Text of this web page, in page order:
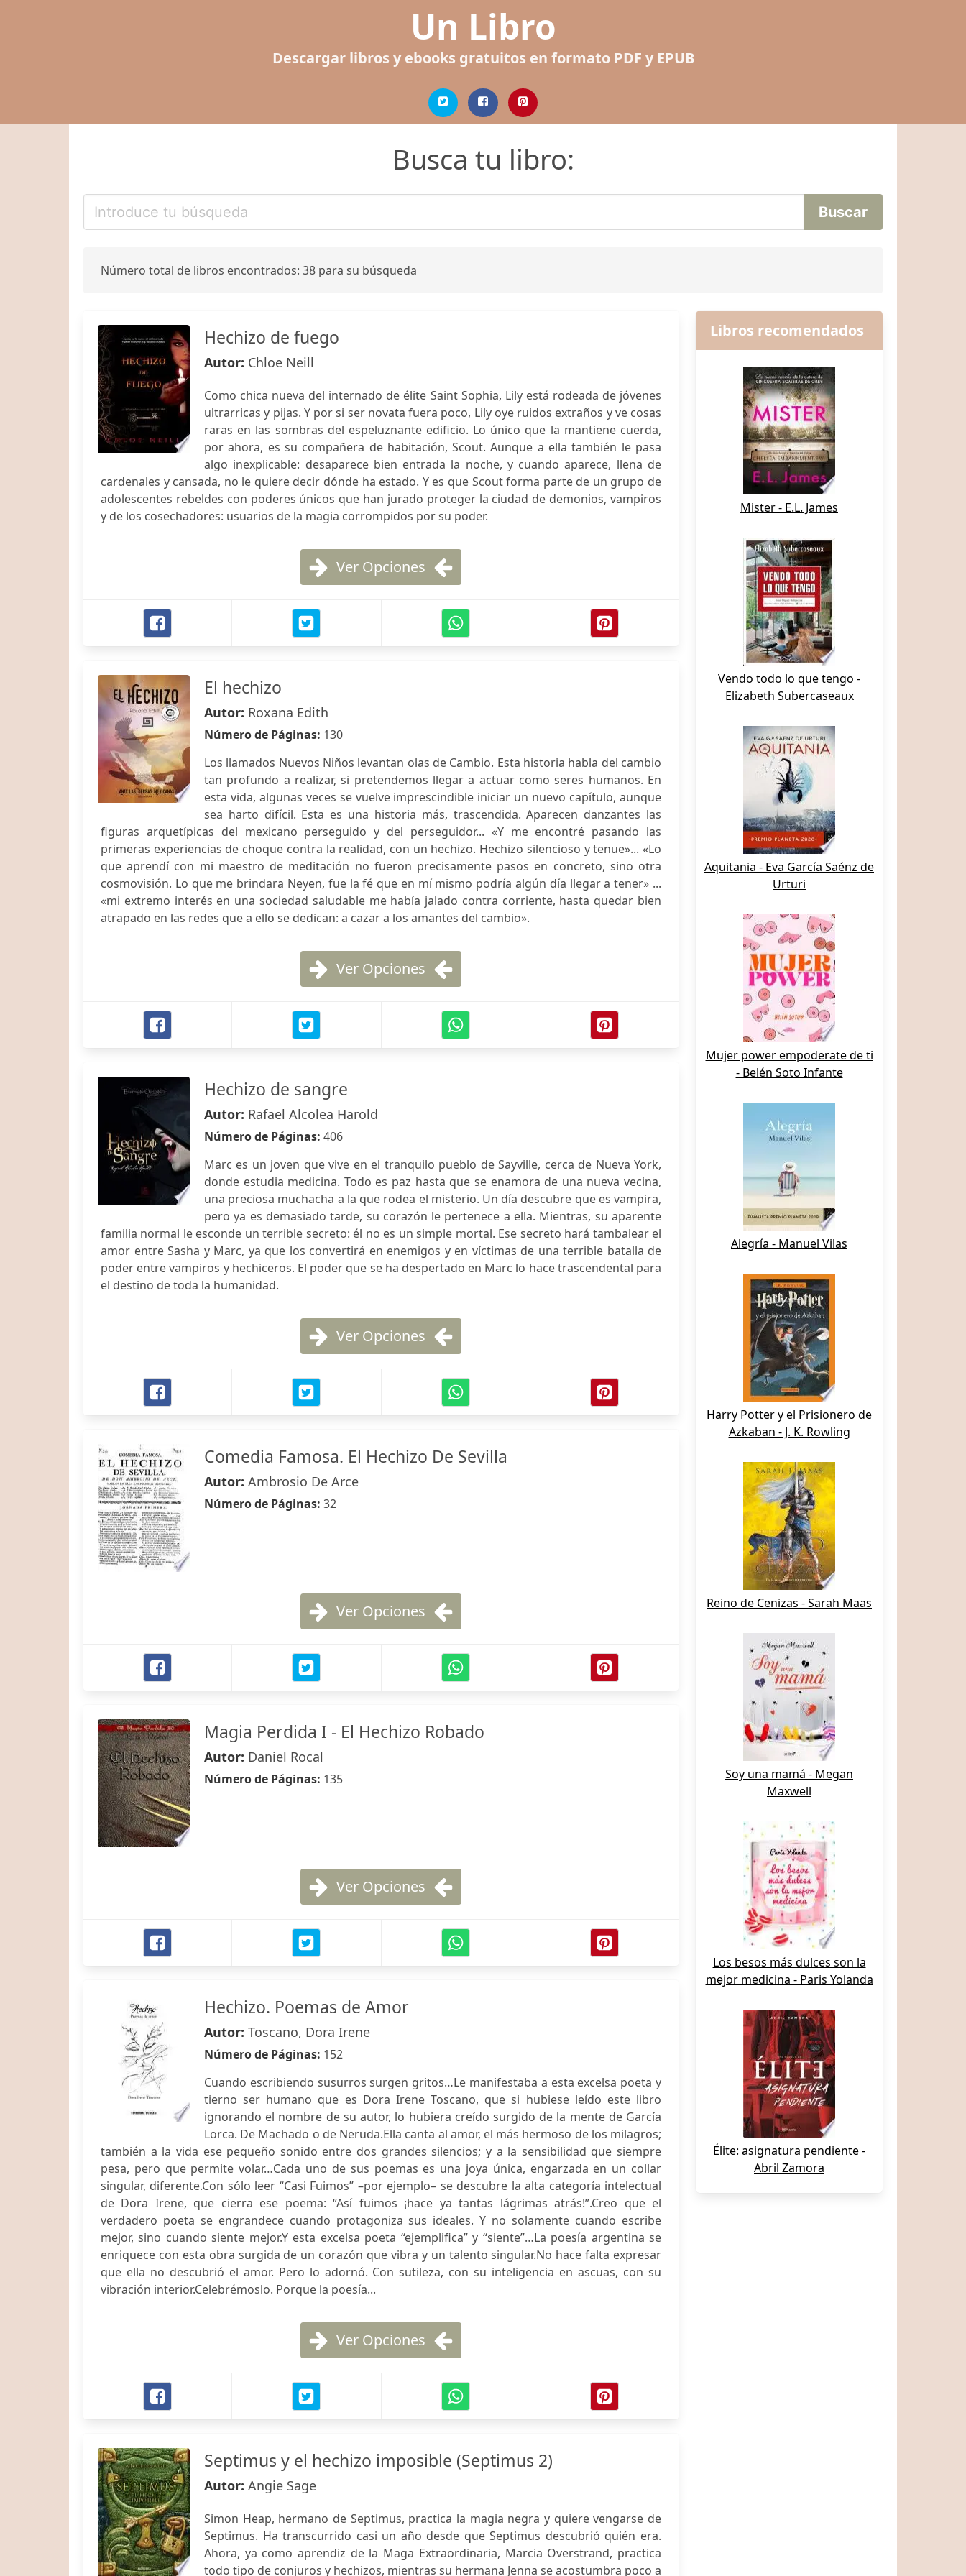
Un Libro
Descargar libros y ebooks gratuitos en formato PDF y EPUB
Busca tu libro:
Número total de libros encontrados: 38 para su búsqueda
Hechizo de fuego
Autor: Chloe Neill
Como chica nueva del internado de élite Saint Sophia, Lily está rodeada de jóvenes
ultrarricas y pijas. Y por si ser novata fuera poco, Lily oye ruidos extraños y ve cosas
raras en las sombras del espeluznante edificio. Lo único que la mantiene cuerda,
por ahora, es su compañera de habitación, Scout. Aunque a ella también le pasa
algo inexplicable: desaparece bien entrada la noche, y cuando aparece, llena de
cardenales y cansada, no le quiere decir dónde ha estado. Y es que Scout forma parte de un grupo de
adolescentes rebeldes con poderes únicos que han jurado proteger la ciudad de demonios, vampiros
y de los cosechadores: usuarios de la magia corrompidos por su poder.
Ver Opciones
El hechizo
Autor: Roxana Edith
Número de Páginas: 130
Los llamados Nuevos Niños levantan olas de Cambio. Esta historia habla del cambio
tan profundo a realizar, si pretendemos llegar a actuar como seres humanos. En
esta vida, algunas veces se vuelve imprescindible iniciar un nuevo capítulo, aunque
sea harto difícil. Esta es una historia más, trascendida. Aparecen danzantes las
figuras arquetípicas del mexicano perseguido y del perseguidor... «Y me encontré pasando las
primeras experiencias de choque contra la realidad, con un hechizo. Hechizo silencioso y tenue»... «Lo
que aprendí con mi maestro de meditación no fueron precisamente pasos en concreto, sino otra
cosmovisión. Lo que me brindara Neyen, fue la fé que en mí mismo podría algún día llegar a tener» ...
«mi extremo interés en una sociedad saludable me había jalado contra corriente, hasta quedar bien
atrapado en las redes que a ello se dedican: a cazar a los amantes del cambio».
Ver Opciones
Hechizo de sangre
Autor: Rafael Alcolea Harold
Número de Páginas: 406
Marc es un joven que vive en el tranquilo pueblo de Sayville, cerca de Nueva York,
donde estudia medicina. Todo es paz hasta que se enamora de una nueva vecina,
una preciosa muchacha a la que rodea el misterio. Un día descubre que es vampira,
pero ya es demasiado tarde, su corazón le pertenece a ella. Mientras, su aparente
familia normal le esconde un terrible secreto: él no es un simple mortal. Ese secreto hará tambalear el
amor entre Sasha y Marc, ya que los convertirá en enemigos y en víctimas de una terrible batalla de
poder entre vampiros y hechiceros. El poder que se ha despertado en Marc lo hace trascendental para
el destino de toda la humanidad.
Ver Opciones
Comedia Famosa. El Hechizo De Sevilla
Autor: Ambrosio De Arce
Número de Páginas: 32
Ver Opciones
Magia Perdida I - El Hechizo Robado
Autor: Daniel Rocal
Número de Páginas: 135
Ver Opciones
Hechizo. Poemas de Amor
Autor: Toscano, Dora Irene
Número de Páginas: 152
Cuando escribiendo susurros surgen gritos…Le manifestaba a esta excelsa poeta y
tierno ser humano que es Dora Irene Toscano, que si hubiese leído este libro
ignorando el nombre de su autor, lo hubiera creído surgido de la mente de García
Lorca. De Machado o de Neruda.Ella canta al amor, el más hermoso de los milagros;
también a la vida ese pequeño sonido entre dos grandes silencios; y a la sensibilidad que siempre
pesa, pero que permite volar…Cada uno de sus poemas es una joya única, engarzada en un collar
singular, diferente.Con sólo leer “Casi Fuimos” –por ejemplo– se descubre la alta categoría intelectual
de Dora Irene, que cierra ese poema: “Así fuimos ¡hace ya tantas lágrimas atrás!”.Creo que el
verdadero poeta se engrandece cuando protagoniza sus ideales. Y no solamente cuando escribe
mejor, sino cuando siente mejor.Y esta excelsa poeta “ejemplifica” y “siente”…La poesía argentina se
enriquece con esta obra surgida de un corazón que vibra y un talento singular.No hace falta expresar
que ella no descubrió el amor. Pero lo adornó. Con sutileza, con su inteligencia en ascuas, con su
vibración interior.Celebrémoslo. Porque la poesía...
Ver Opciones
Septimus y el hechizo imposible (Septimus 2)
Autor: Angie Sage
Simon Heap, hermano de Septimus, practica la magia negra y quiere vengarse de
Septimus. Ha transcurrido casi un año desde que Septimus descubrió quién era.
Ahora, ya como aprendiz de la Maga Extraordinaria, Marcia Overstrand, practica
todo tipo de conjuros y hechizos, mientras su hermana Jenna se acostumbra poco a
Libros recomendados
Mister - E.L. James
Vendo todo lo que tengo -
Elizabeth Subercaseaux
Aquitania - Eva García Saénz de
Urturi
Mujer power empoderate de ti
- Belén Soto Infante
Alegría - Manuel Vilas
Harry Potter y el Prisionero de
Azkaban - J. K. Rowling
Reino de Cenizas - Sarah Maas
Soy una mamá - Megan
Maxwell
Los besos más dulces son la
mejor medicina - Paris Yolanda
Élite: asignatura pendiente -
Abril Zamora